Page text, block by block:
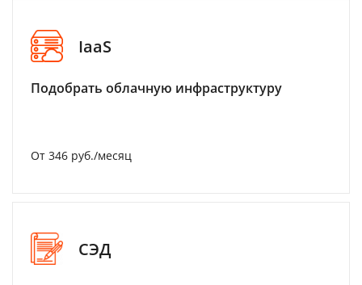
IaaS
Подобрать облачную инфраструктуру
От 346 руб./месяц
СЭД